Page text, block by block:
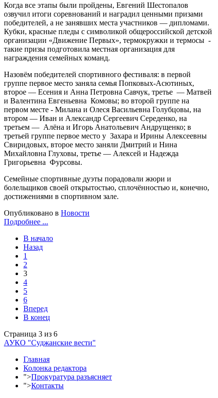
Когда все этапы были пройдены, Евгений Шестопалов
озвучил итоги соревнований и наградил ценными призами
победителей, а не занявших места участников — дипломами.
Кубки, красные пледы с символикой общероссийской детской
организации «Движение Первых», термокружки и термосы -
такие призы подготовила местная организация для
награждения семейных команд.
Назовём победителей спортивного фестиваля: в первой
группе первое место заняла семья Попковых-Асютиных,
второе — Есения и Анна Петровна Савчук, третье — Матвей
и Валентина Евгеньевна Комовы; во второй группе на
первом месте - Милана и Олеся Васильевна Голубцовы, на
втором — Иван и Александр Сергеевич Середенко, на
третьем — Алёна и Игорь Анатольевич Андрущенко; в
третьей группе первое место у Захара и Ирины Алексеевны
Свиридовых, второе место заняли Дмитрий и Нина
Михайловна Глуховы, третье — Алексей и Надежда
Григорьевна Фурсовы.
Семейные спортивные дуэты порадовали жюри и
болельщиков своей открытостью, сплочённостью и, конечно,
достижениями в спортивном зале.
Опубликовано в Новости
Подробнее ...
В начало
Назад
1
2
3
4
5
6
Вперед
В конец
Страница 3 из 6
АУКО "Суджанские вести"
Главная
Колонка редактора
">Прокуратура разъясняет
">Контакты